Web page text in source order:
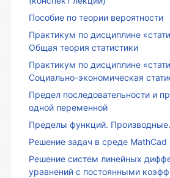
Пособие по теории вероятности
Практикум по дисциплине
Общая теория статистики
Практикум по дисциплине
Социально-экономическая
Предел последовательности и
одной переменной
Пределы функций. Производные.
Решение задач в среде MathCad
Решение систем линейных
уравнений с постоянными